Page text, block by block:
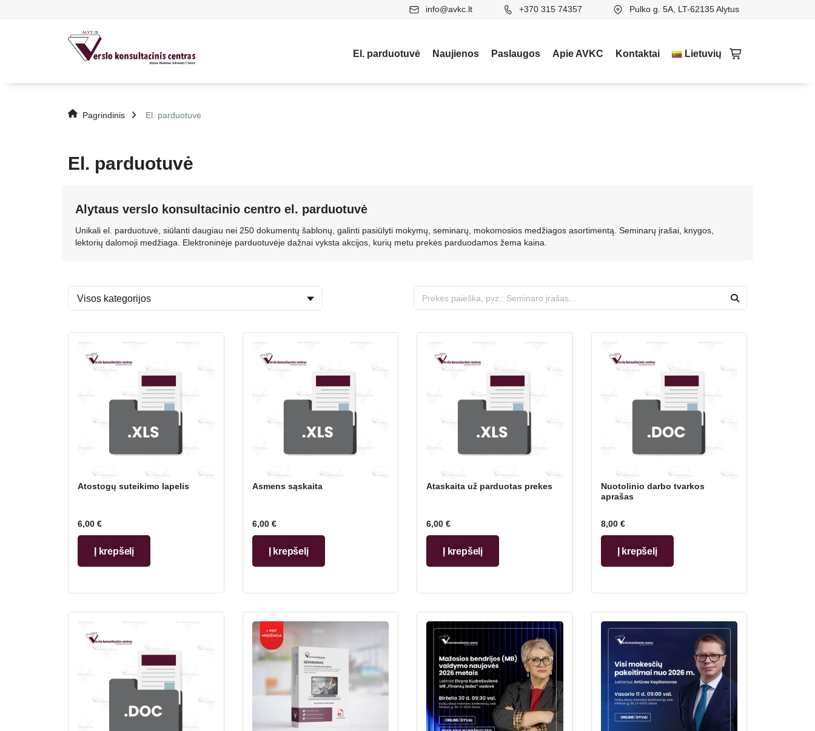
info@avkc.lt +370 315 74357 Pulko g. 5A, LT-62135 Alytus
El. parduotuvė Naujienos Paslaugos Apie AVKC Kontaktai Lietuvių
Pagrindinis El. parduotuvė
El. parduotuvė
Alytaus verslo konsultacinio centro el. parduotuvė
Unikali el. parduotuvė, siūlanti daugiau nei 250 dokumentų šablonų, galinti pasiūlyti mokymų, seminarų, mokomosios medžiagos asortimentą. Seminarų įrašai, knygos,
lektorių dalomoji medžiaga. Elektroninėje parduotuvėje dažnai vyksta akcijos, kurių metu prekės parduodamos žema kaina.
Atostogų suteikimo lapelis
6,00 €
Į krepšelį
Asmens sąskaita
6,00 €
Į krepšelį
Ataskaita už parduotas prekes
6,00 €
Į krepšelį
Nuotolinio darbo tvarkos
aprašas
8,00 €
Į krepšelį